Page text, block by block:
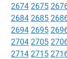
2674 2675
2684 2685
2694 2695
2704 2705
2714 2715